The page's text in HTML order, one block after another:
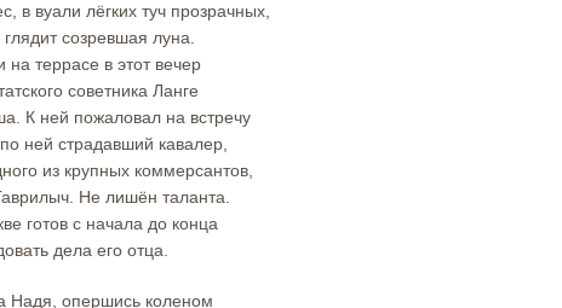
в вуали лёгких туч прозрачных,
созревшая луна.
на террасе в этот вечер
советника Ланге
К ней пожаловал на встречу
ней страдавший кавалер,
из крупных коммерсантов,
Не лишён таланта.
готов с начала до конца
дела его отца.
Надя, опершись коленом